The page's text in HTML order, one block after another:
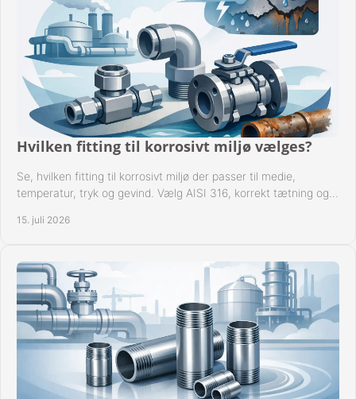
Hvilken fitting til korrosivt miljø vælges?
Se, hvilken fitting til korrosivt miljø der passer til medie,
temperatur, tryk og gevind. Vælg AISI 316, korrekt tætning og
15. juli 2026